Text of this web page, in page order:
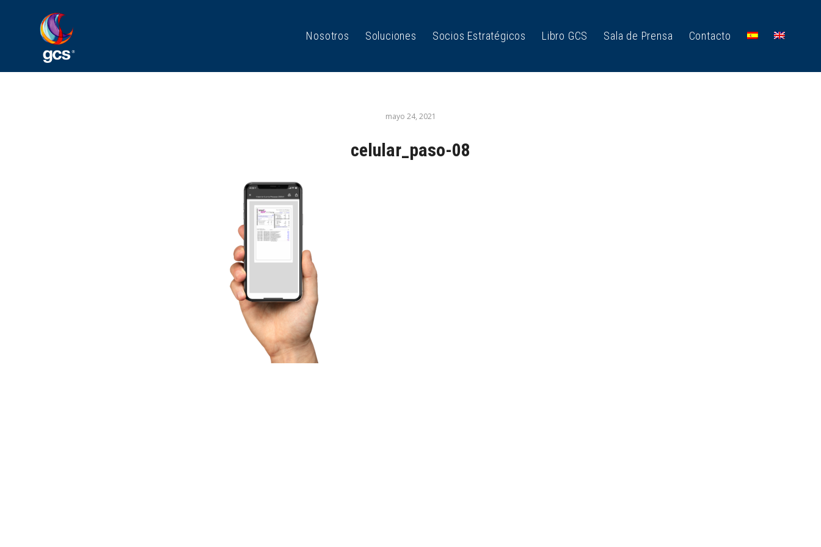
Nosotros Soluciones Socios Estratégicos Libro GCS Sala de Prensa Contacto
mayo 24, 2021
celular_paso-08